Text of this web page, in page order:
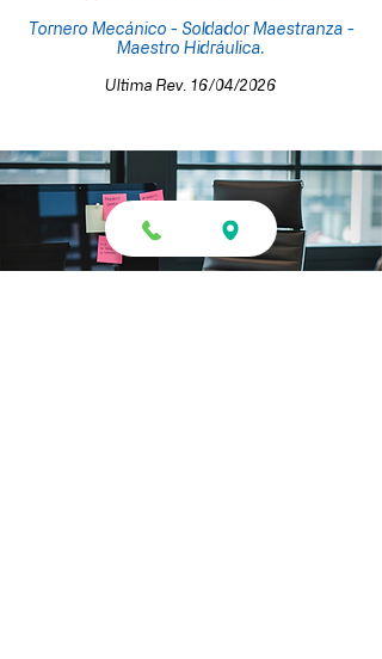
Tornero Mecánico - Soldador Maestranza -
Maestro Hidráulica.
Ultima Rev. 16/04/2026